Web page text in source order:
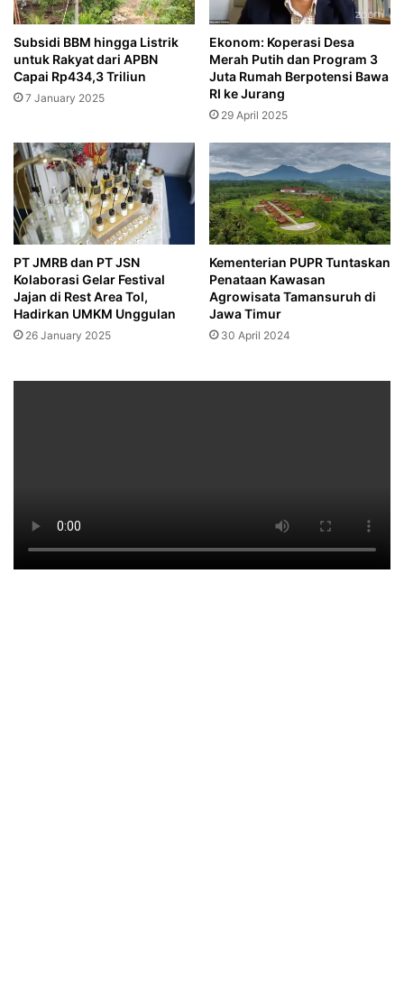
Subsidi BBM hingga Listrik
untuk Rakyat dari APBN
Capai Rp434,3 Triliun
7 January 2025
Ekonom: Koperasi Desa
Merah Putih dan Program 3
Juta Rumah Berpotensi Bawa
RI ke Jurang
29 April 2025
PT JMRB dan PT JSN
Kolaborasi Gelar Festival
Jajan di Rest Area Tol,
Hadirkan UMKM Unggulan
26 January 2025
Kementerian PUPR Tuntaskan
Penataan Kawasan
Agrowisata Tamansuruh di
Jawa Timur
30 April 2024